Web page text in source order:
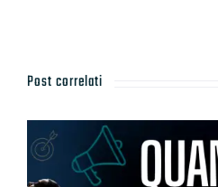
Post correlati